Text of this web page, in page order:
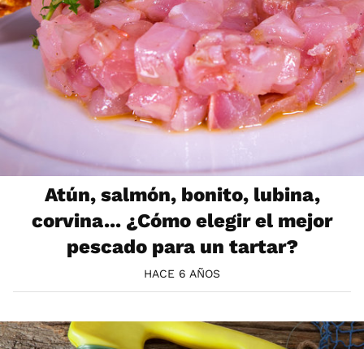
Atún, salmón, bonito, lubina,
corvina... ¿Cómo elegir el mejor
pescado para un tartar?
HACE 6 AÑOS